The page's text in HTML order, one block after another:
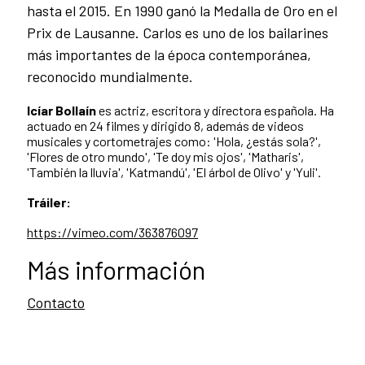
hasta el 2015. En 1990 ganó la Medalla de Oro en el
Prix de Lausanne. Carlos es uno de los bailarines
más importantes de la época contemporánea,
reconocido mundialmente.
Icíar Bollaínes actriz, escritora y directora española. Ha
actuado en 24 filmes y dirigido 8, además de videos
musicales y cortometrajes como: 'Hola, ¿estás sola?',
'Flores de otro mundo', 'Te doy mis ojos', 'Matharis',
'También la lluvia', 'Katmandú', 'El árbol de Olivo' y 'Yuli'.
Tráiler:
https://vimeo.com/363876097
Más información
Contacto